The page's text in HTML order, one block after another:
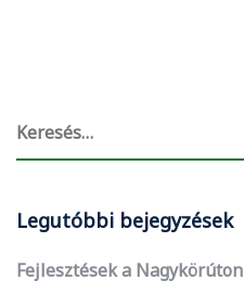
Legutóbbi bejegyzések
Fejlesztések a Nagykörúton